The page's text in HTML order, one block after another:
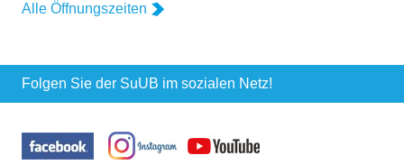
Alle Öffnungszeiten
Folgen Sie der SuUB im sozialen Netz!